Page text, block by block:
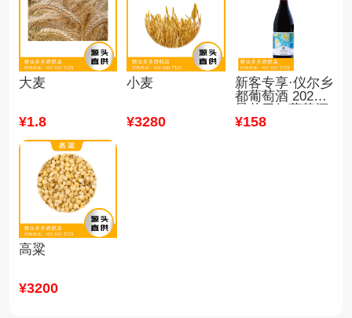
大麦
¥1.8
小麦
¥3280
新客专享·仪尔乡
都葡萄酒 2021
新企业认证专享
¥158
高粱
¥3200